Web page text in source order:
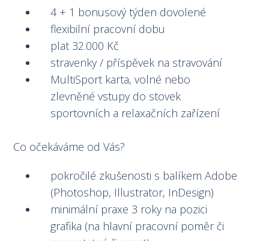
4 + 1 bonusový týden dovolené
flexibilní pracovní dobu
plat 32.000 Kč
stravenky / příspěvek na stravování
MultiSport karta, volné nebo
zlevněné vstupy do stovek
sportovních a relaxačních zařízení
Co očekáváme od Vás?
pokročilé zkušenosti s balíkem Adobe
(Photoshop, Illustrator, InDesign)
minimální praxe 3 roky na pozici
grafika (na hlavní pracovní poměr či